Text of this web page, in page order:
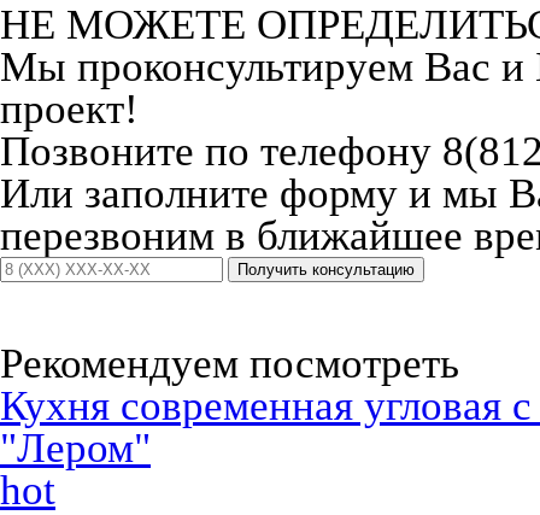
НЕ МОЖЕТЕ
Мы проконсультируем Вас
проект!
Позвоните по телефону
Или заполните форму и мы
перезвоним в ближайшее
Получить консультацию
Рекомендуем посмотреть
Кухня современная
"Лером"
hot